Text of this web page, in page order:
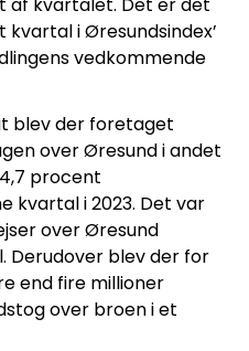
af kvartalet. Det er det
i Øresundsindex’
vedkommende
blev der foretaget
over Øresund i andet
procent
kvartal i 2023. Det var
over Øresund
Derudover blev der for
end fire millioner
over broen i et